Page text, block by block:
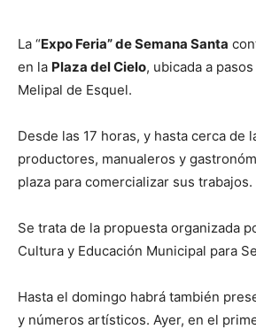
La “Expo Feria” de Semana Santa
en la Plaza del Cielo, ubicada a
Melipal de Esquel.
Desde las 17 horas, y hasta cerca de
productores, manualeros y
plaza para comercializar sus trabajos.
Se trata de la propuesta organizada
Cultura y Educación Municipal para
Hasta el domingo habrá también
y números artísticos. Ayer, en el